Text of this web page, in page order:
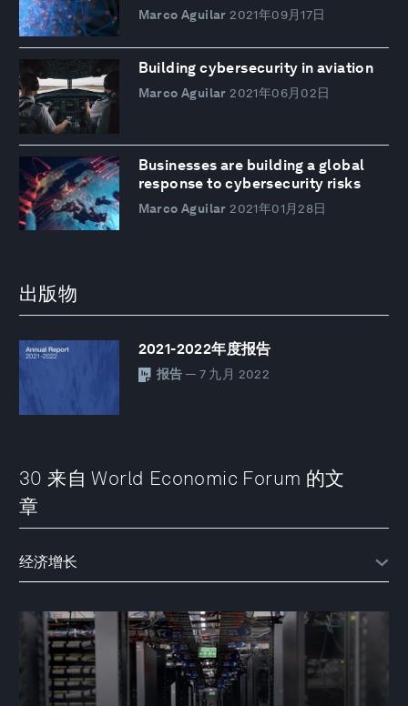
Marco Aguilar 2021年09月17日
Building cybersecurity in aviation
Marco Aguilar 2021年06月02日
Businesses are building a global
response to cybersecurity risks
Marco Aguilar 2021年01月28日
出版物
2021-2022年度报告
报告 — 7 九月 2022
30 来自 World Economic Forum 的文
章